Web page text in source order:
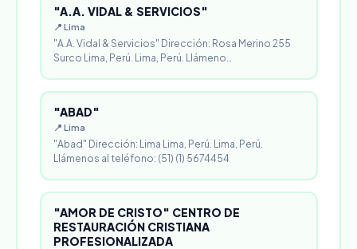
"A.A. VIDAL & SERVICIOS"
📍 Lima
"A.A. Vidal & Servicios" Dirección: Rosa Merino 255
Surco Lima, Perú. Lima, Perú. Llámeno…
"ABAD"
📍 Lima
"Abad" Dirección: Lima Lima, Perú. Lima, Perú.
Llámenos al teléfono: (51) (1) 5674454
"AMOR DE CRISTO" CENTRO DE
RESTAURACIÓN CRISTIANA
PROFESIONALIZADA